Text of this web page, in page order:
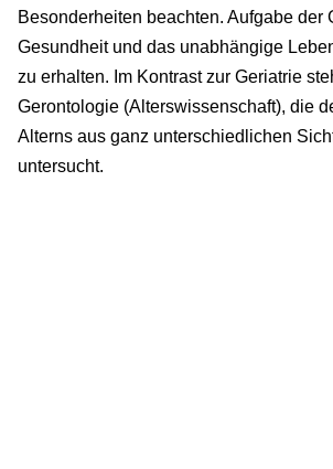
Besonderheiten beachten. Aufgabe der
Gesundheit und das unabhängige
zu erhalten. Im Kontrast zur Geriatrie
Gerontologie (Alterswissenschaft), die
Alterns aus ganz unterschiedlichen
untersucht.